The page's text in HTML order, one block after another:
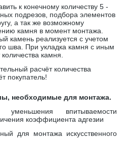
к конечному количеству 5 -
подрезов, подбора элементов
а так же возможному
камня в момент монтажа.
камень реализуется с учетом
шва. При укладка камня с иным
камня.
расчёт количества
покупатель!
необходимые для монтажа.
уменьшения впитываемости
коэффициента адгезии
для монтажа искусственного